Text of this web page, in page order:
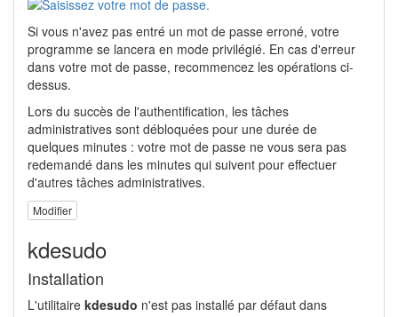
Si vous n'avez pas entré un mot de passe erroné, votre
programme se lancera en mode privilégié. En cas d'erreur
dans votre mot de passe, recommencez les opérations ci-
dessus.
Lors du succès de l'authentification, les tâches
administratives sont débloquées pour une durée de
quelques minutes : votre mot de passe ne vous sera pas
redemandé dans les minutes qui suivent pour effectuer
d'autres tâches administratives.
Modifier
kdesudo
Installation
L'utilitaire kdesudo n'est pas installé par défaut dans